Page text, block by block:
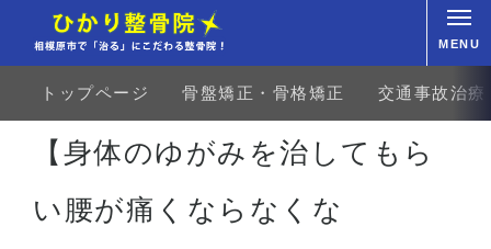
MENU
トップページ 骨盤矯正・骨格矯正 交通事故治療
ホーム お客様の声 腰部 腰痛 【身体のゆがみを治してもらい腰が痛くならなくなり…！
【身体のゆがみを治してもら
い腰が痛くならなくな